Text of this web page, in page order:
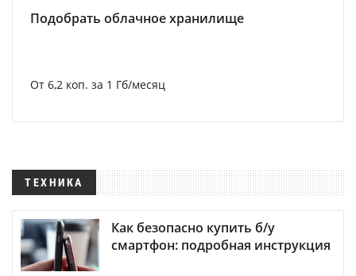
Подобрать облачное хранилище
От 6,2 коп. за 1 Гб/месяц
ТЕХНИКА
Как безопасно купить б/у
смартфон: подробная инструкция